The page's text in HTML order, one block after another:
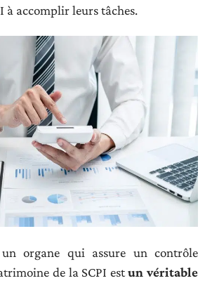
à accomplir leurs tâches.
organe qui assure un contrôle
de la SCPI estun véritable